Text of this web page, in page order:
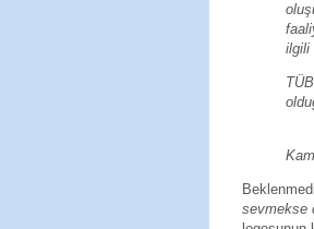
ilgili
sevmekse